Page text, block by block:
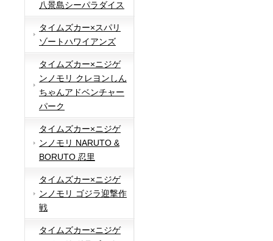
八景島シーパラダイス
タイムズカー×スパリ
ゾートハワイアンズ
タイムズカー×ニジゲ
ンノモリ クレヨンしん
ちゃんアドベンチャー
パーク
タイムズカー×ニジゲ
ンノモリ NARUTO &
BORUTO 忍里
タイムズカー×ニジゲ
ンノモリ ゴジラ迎撃作
戦
タイムズカー×ニジゲ